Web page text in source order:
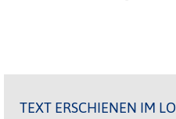
TEXT ERSCHIENEN IM